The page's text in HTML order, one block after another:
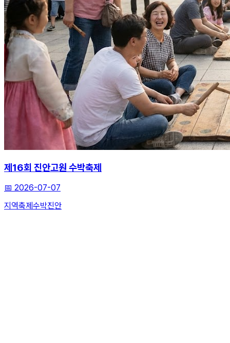
제16회 진안고원 수박축제
📅 2026-07-07
지역축제 수박진안